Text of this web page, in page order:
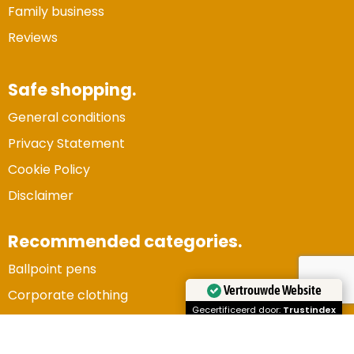
Family business
Reviews
Safe shopping.
General conditions
Privacy Statement
Cookie Policy
Disclaimer
Recommended categories.
Ballpoint pens
Corporate clothing
Vertrouwde Website
Gecertificeerd door:Trustindex